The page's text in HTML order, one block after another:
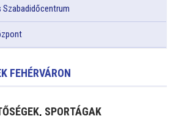
Szabadidőcentrum
FEHÉRVÁRON
SPORTÁGAK